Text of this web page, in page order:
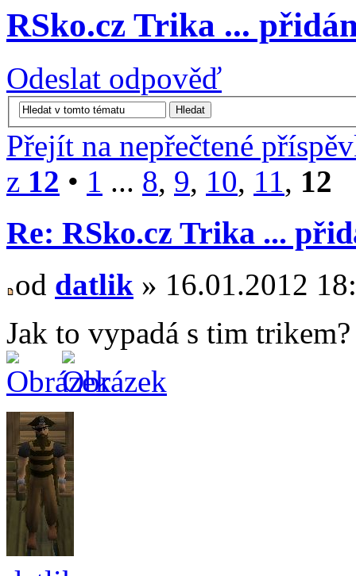
RSko.cz Trika ...
Odeslat odpověď
Přejít na nepřečtené
z 12 • 1 ... 8, 9, 10, 11, 12
Re: RSko.cz Trika ...
od datlik » 16.01.2012
Jak to vypadá s tim